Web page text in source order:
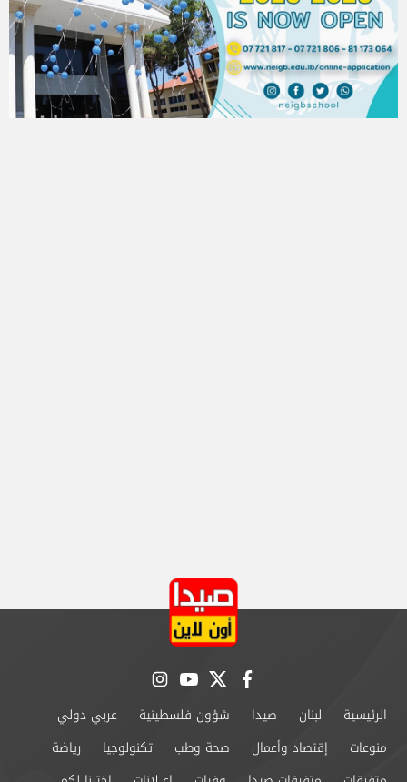
facebook
twitter
youtube
instagram
الرئيسية لبنان صيدا شؤون فلسطينية
عربي دولي
منوعات
إقتصاد وأعمال صحة وطب تكنولوجيا
رياضة